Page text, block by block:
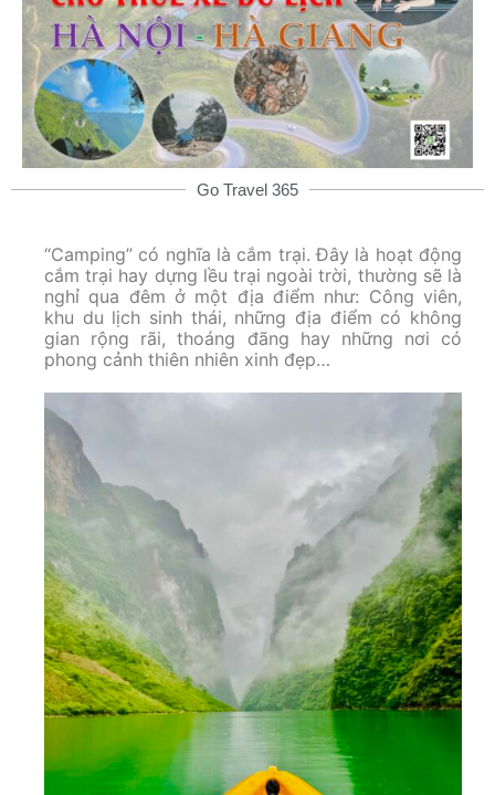
Go Travel 365
“Camping” có nghĩa là cắm trại. Đây là hoạt động
cắm trại hay dựng lều trại ngoài trời, thường sẽ là
nghỉ qua đêm ở một địa điểm như: Công viên,
khu du lịch sinh thái, những địa điểm có không
gian rộng rãi, thoáng đãng hay những nơi có
phong cảnh thiên nhiên xinh đẹp…